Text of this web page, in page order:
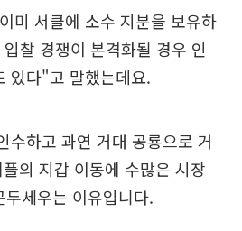
미 서클에 소수 지분을 보유하
찰 경쟁이 본격화될 경우 인
있다"고 말했는데요.
수하고 과연 거대 공룡으로 거
의 지갑 이동에 수많은 시장
세우는 이유입니다.